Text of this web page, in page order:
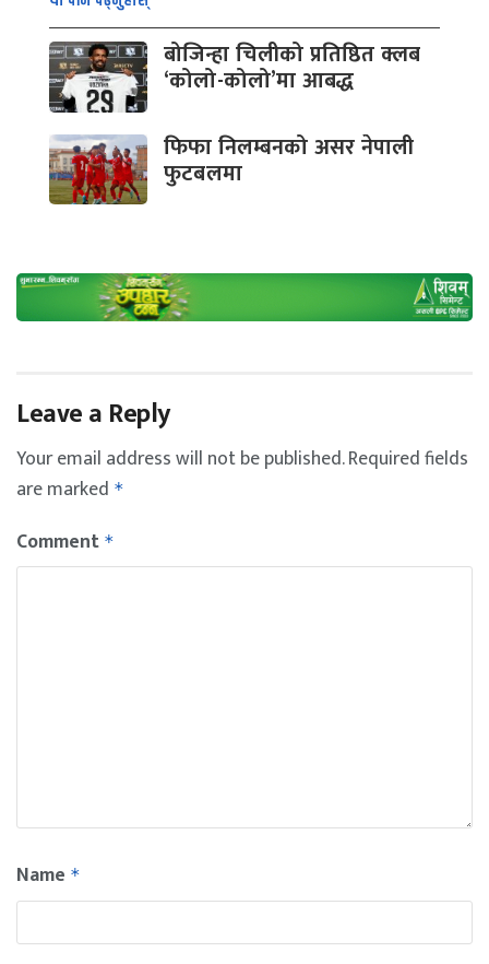
बोजिन्हा चिलीको प्रतिष्ठित क्लब
‘कोलो-कोलो’मा आबद्ध
फिफा निलम्बनको असर नेपाली
फुटबलमा
Leave a Reply
Your email address will not be published.Required fields
are marked *
Comment *
Name *